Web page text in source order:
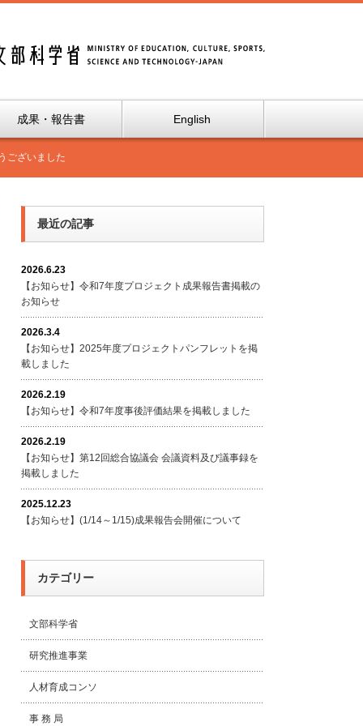
成果・報告書 English
ございました
最近の記事
2026.6.23
【お知らせ】令和7年度プロジェクト成果報告書掲載の
お知らせ
2026.3.4
【お知らせ】2025年度プロジェクトパンフレットを掲
載しました
2026.2.19
【お知らせ】令和7年度事後評価結果を掲載しました
2026.2.19
【お知らせ】第12回総合協議会 会議資料及び議事録を
掲載しました
2025.12.23
【お知らせ】(1/14～1/15)成果報告会開催について
カテゴリー
文部科学省
研究推進事業
人材育成コンソ
事 務 局